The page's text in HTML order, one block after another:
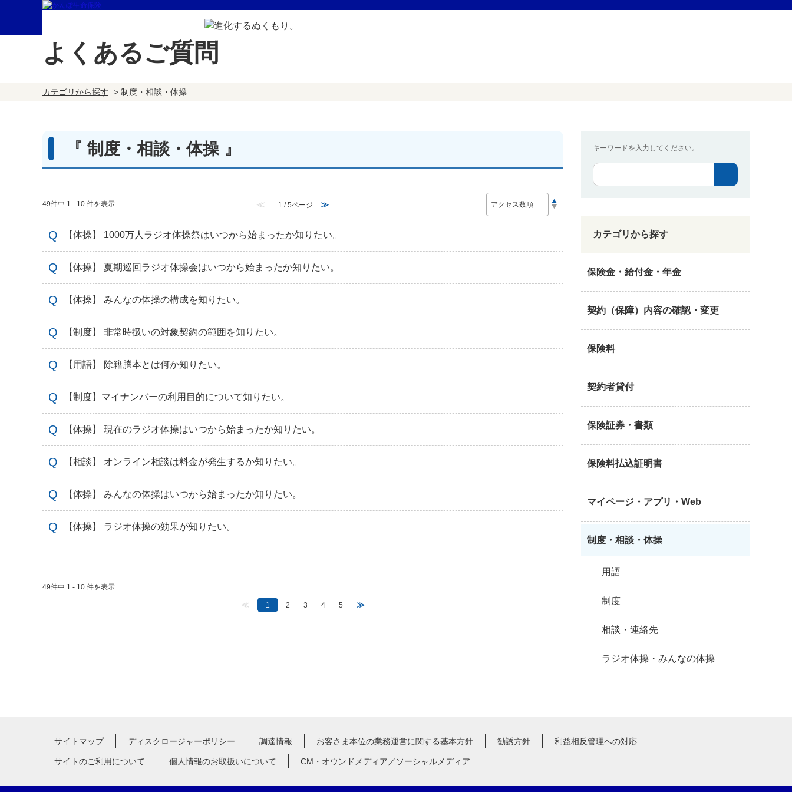
よくあるご質問
カテゴリから探す > 制度・相談・体操
キーワードを入力してください。
カテゴリから探す
保険金・給付金・年金
契約（保障）内容の確認・変更
保険料
契約者貸付
保険証券・書類
保険料払込証明書
マイページ・アプリ・Web
制度・相談・体操
用語
制度
相談・連絡先
ラジオ体操・みんなの体操
『 制度・相談・体操 』
49件中 1 - 10 件を表示 ≪ 1 / 5ページ ≫
【体操】 1000万人ラジオ体操祭はいつから始まったか知りたい。
【体操】 夏期巡回ラジオ体操会はいつから始まったか知りたい。
【体操】 みんなの体操の構成を知りたい。
【制度】 非常時扱いの対象契約の範囲を知りたい。
【用語】 除籍謄本とは何か知りたい。
【制度】マイナンバーの利用目的について知りたい。
【体操】 現在のラジオ体操はいつから始まったか知りたい。
【相談】 オンライン相談は料金が発生するか知りたい。
【体操】 みんなの体操はいつから始まったか知りたい。
【体操】 ラジオ体操の効果が知りたい。
49件中 1 - 10 件を表示
≪ 1 2 3 4 5 ≫
サイトマップ ディスクロージャーポリシー 調達情報 お客さま本位の業務運営に関する基本方針 勧誘方針 利益相反管理への対応
サイトのご利用について 個人情報のお取扱いについて CM・オウンドメディア／ソーシャルメディア